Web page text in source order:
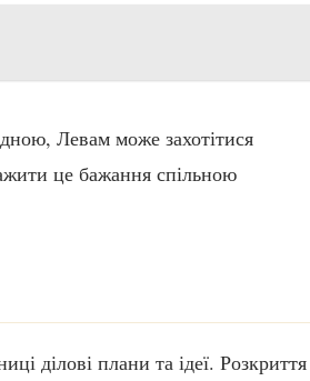
Левам може захотітися
це бажання спільною
ділові плани та ідеї. Розкриття